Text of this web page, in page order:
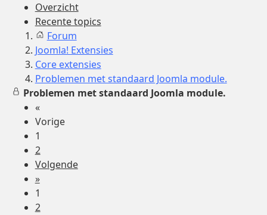
Overzicht
Recente topics
Forum
Joomla! Extensies
Core extensies
Problemen met standaard Joomla module.
Problemen met standaard Joomla module.
«
Vorige
1
2
Volgende
»
1
2